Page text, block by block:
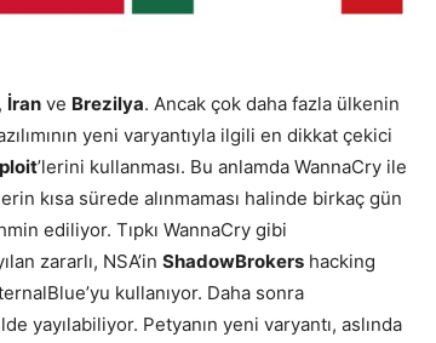
, İran ve Brezilya. Ancak çok daha fazla ülkenin
yeni varyantıyla ilgili en dikkat çekici
’lerini kullanması. Bu anlamda WannaCry ile
kısa sürede alınmaması halinde birkaç gün
ediliyor. Tıpkı WannaCry gibi
zararlı, NSA’in ShadowBrokers hacking
kullanıyor. Daha sonra
yayılabiliyor. Petyanın yeni varyantı, aslında